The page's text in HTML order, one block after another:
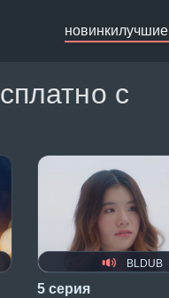
новинкилучшие
с
BLDUB
5 серия